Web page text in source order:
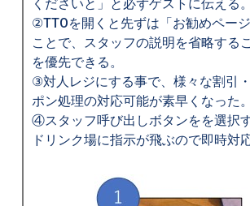
くださいと」と必ずゲストに伝える。
②TTOを開くと先ずは「お勧めペー
ことで、スタッフの説明を省略する
を優先できる。
③対人レジにする事で、様々な割引
ポン処理の対応可能が素早くなった。
④スタッフ呼び出しボタンをを選択
ドリンク場に指示が飛ぶので即時対